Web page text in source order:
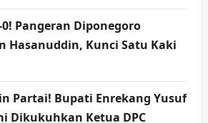
Pangeran Diponegoro
Hasanuddin, Kunci Satu Kaki
Partai! Bupati Enrekang Yusuf
Dikukuhkan Ketua DPC